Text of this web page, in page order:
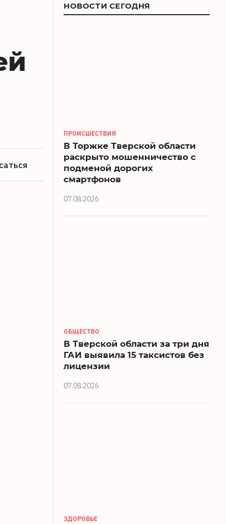
НОВОСТИ СЕГОДНЯ
ПРОИСШЕСТВИЯ
В Торжке Тверской области
раскрыто мошенничество с
подменой дорогих
смартфонов
07.08.2026
ОБЩЕСТВО
В Тверской области за три дня
ГАИ выявила 15 таксистов без
лицензии
07.08.2026
ЗДОРОВЬЕ